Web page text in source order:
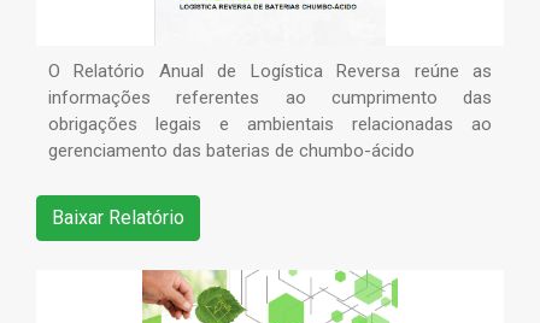
O Relatório Anual de Logística Reversa reúne as
informações referentes ao cumprimento das
obrigações legais e ambientais relacionadas ao
gerenciamento das baterias de chumbo-ácido
Baixar Relatório